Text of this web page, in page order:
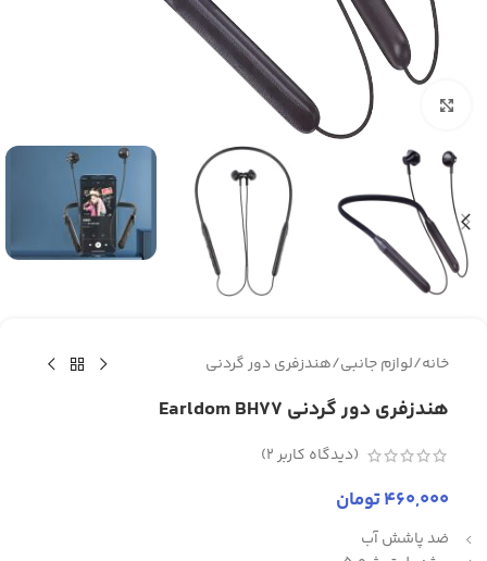
برای بزرگنمایی کلیک کنید
خانه/لوازم جانبی/هندزفری دور گردنی
هندزفری دور گردنی Earldom BH77
(دیدگاه کاربر2
)
460,000تومان
ضد پاشش آب